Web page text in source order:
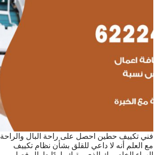
فني تكييف حطين احصل على راحة البال والراحة
مع العلم أنه لا داعي للقلق بشأن نظام تكييف